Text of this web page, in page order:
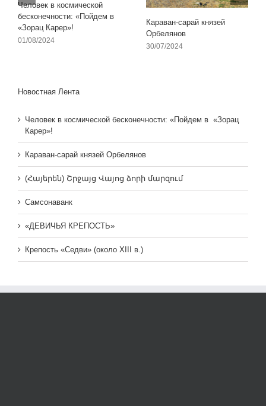
Человек в космической
бесконечности: «Пойдем в
«Зорац Карер»!
01/08/2024
Караван-сарай князей
Орбелянов
30/07/2024
Новостная Лента
Человек в космической бесконечности: «Пойдем в «Зорац
Карер»!
Караван-сарай князей Орбелянов
(Հայերեն) Շրջայց Վայոց ձորի մարզում
Самсонаванк
«ДЕВИЧЬЯ КРЕПОСТЬ»
Крепость «Седви» (около XIII в.)